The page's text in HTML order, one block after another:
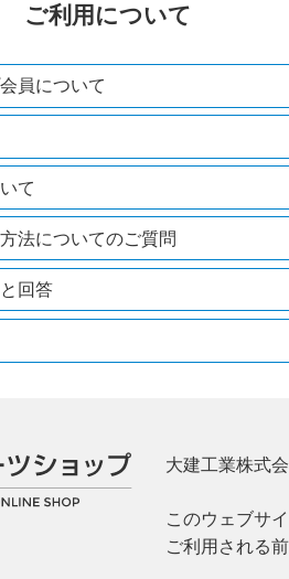
ご利用について
員について
て
法についてのご質問
回答
大建工業株式
このウェブサ
ご利用される